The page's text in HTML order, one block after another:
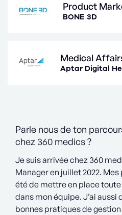
Product
BONE 3D
Medical
Aptar Digital
Parle nous de ton
chez 360 medics ?
Je suis arrivée chez 360
Manager en juillet 2022.
été de mettre en place
dans mon équipe. J’ai
bonnes pratiques de